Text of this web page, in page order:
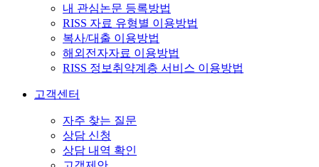
내 관심논문 등록방법
RISS 자료 유형별 이용방법
복사/대출 이용방법
해외전자자료 이용방법
RISS 정보취약계층 서비스 이용방법
고객센터
자주 찾는 질문
상담 신청
상담 내역 확인